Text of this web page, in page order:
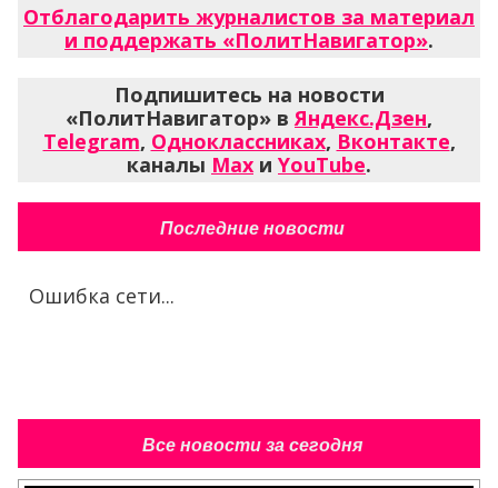
Отблагодарить журналистов за материал
и поддержать «ПолитНавигатор».
Подпишитесь на новости
«ПолитНавигатор» вЯндекс.Дзен,
Telegram, Одноклассниках, Вконтакте,
каналы Max и YouTube.
Последние новости
Ошибка сети...
Все новости за сегодня